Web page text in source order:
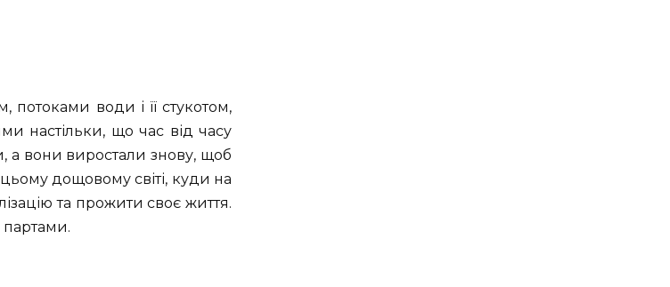
води і її стукотом,
настільки, що час від часу
а вони виростали знову, щоб
дощовому світі, куди на
та прожити своє життя.
партами.